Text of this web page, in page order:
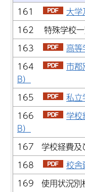
161
大
162 特殊学校
163
高等
164
市
B）
165
私立
166
学
B）
167 学校経費及
168
校舎
169 使用状況別